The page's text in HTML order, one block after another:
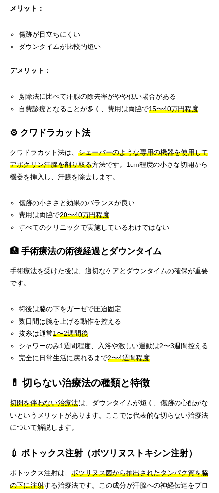
メリット：
傷跡が目立ちにくい
ダウンタイムが比較的短い
デメリット：
剪除法に比べて汗腺の除去率がやや低い場合がある
自費診療となることが多く、費用は両脇で15〜40万円程度
⚙️ クワドラカット法
クワドラカット法は、 シェーバーのような専用の機器を使用して
アポクリン汗腺を削り取る方法です。1cm程度の小さな切開から
機器を挿入し、汗腺を除去します。
傷跡の小ささと効果のバランスが良い
費用は両脇で20〜40万円程度
すべてのクリニックで実施しているわけではない
🏥 手術療法の術後経過とダウンタイム
手術療法を受けた後は、適切なケアとダウンタイムの確保が重要
です。
術後は脇の下をガーゼで圧迫固定
数日間は腕を上げる動作を控える
抜糸は通常1〜2週間後
シャワーのみ1週間程度、入浴や激しい運動は2〜3週間控える
完全に日常生活に戻れるまで2〜4週間程度
💊 切らない治療法の種類と特徴
切開を伴わない治療法は、ダウンタイムが短く、傷跡の心配がな
いというメリットがあります。ここでは代表的な切らない治療法
について解説します。
💉 ボトックス注射（ボツリヌストキシン注射）
ボトックス注射は、 ボツリヌス菌から抽出されたタンパク質を脇
の下に注射する治療法です。この成分が汗腺への神経伝達をブロ